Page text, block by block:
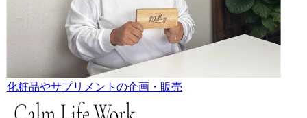
化粧品やサプリメントの企画・販売